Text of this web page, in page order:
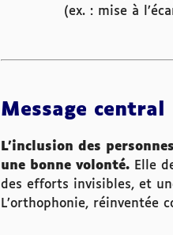
(ex. : mise à
Message central
L’inclusion des
une bonne volonté. Elle
des efforts invisibles, et
L’orthophonie, réinventée